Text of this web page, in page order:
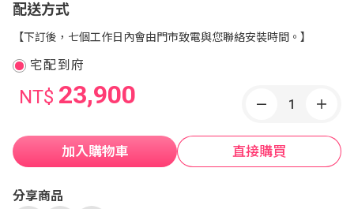
配送方式
【下訂後，七個工作日內會由門市致電與您聯絡安裝時間。】
宅配到府
NT$ 23,900
加入購物車 直接購買
分享商品